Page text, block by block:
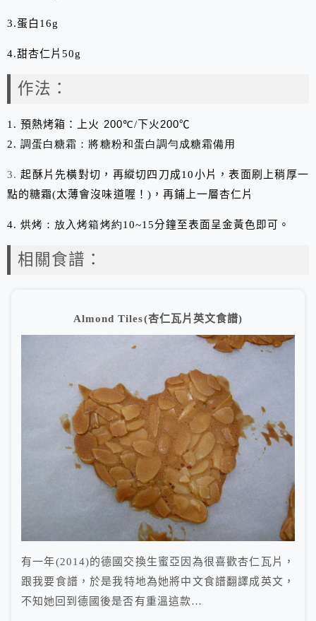
3.蛋白 16g
4.甜杏仁片50g
作法：
1.預熱烤箱：上火 200℃/下火200℃
2.調蛋白糖霜：將糖粉和蛋白調勻成糖霜備用
3.起酥片先橫對切，再縱切四刀成10小片，表面刷上稍厚一
點的糖霜(太薄會沒味道喔！ ) ，再鋪上一層杏仁片
4. 烘烤：放入烤箱烤約10~15分鐘至表面呈金黃色即可。
相關食譜：
Almond Tiles(杏仁瓦片英文食譜)
有一年(2014)的德國交換生蜜亞因為很喜歡杏仁瓦片，
跟我要食譜，於是我特地為她將中文食譜翻譯成英文，
不知她回到德國後是否有重溫這款…